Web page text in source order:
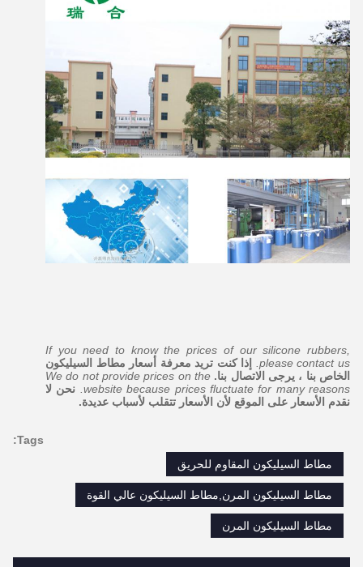
If you need to know the prices of our silicone rubbers,
please contact us.
إذا كنت تريد معرفة أسعار مطاط السيليكون
الخاص بنا ، يرجى الاتصال بنا. We do not provide prices on the
website because prices fluctuate for many reasons.
نحن لا
نقدم الأسعار على الموقع لأن الأسعار تتقلب لأسباب عديدة.
Tags:
مطاط السيليكون المقاوم للحريق
مطاط السيليكون المرن,مطاط السيليكون عالي القوة
مطاط السيليكون المرن